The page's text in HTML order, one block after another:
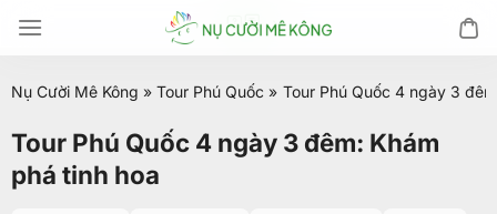
đến
dung
Nụ Cười Mê Kông » Tour Phú Quốc » Tour Phú Quốc 4 ngày 3
Tour Phú Quốc 4 ngày 3 đêm: Khám
phá tinh hoa